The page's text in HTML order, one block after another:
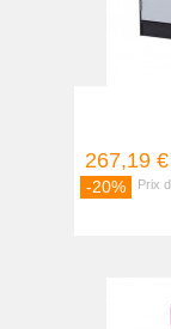
267,19 €
-20%